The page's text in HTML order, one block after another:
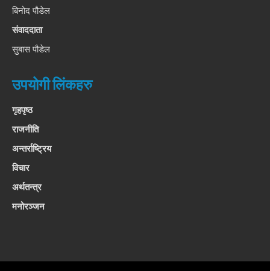
बिनोद पौडेल
संवाददाता
सुबास पौडेल
उपयोगी लिंकहरु
गृहपृष्ठ
राजनीति
अन्तर्राष्ट्रिय
विचार
अर्थतन्त्र
मनोरञ्जन